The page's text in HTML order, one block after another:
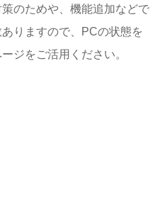
のためや、機能追加などで
りますので、PCの状態を
ジをご活用ください。